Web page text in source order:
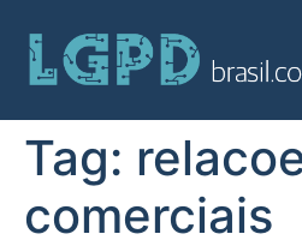
Tag:
comerciais